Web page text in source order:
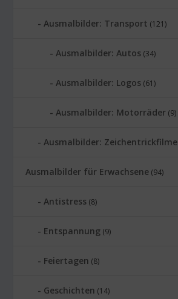
Ausmalbilder: Transport (121)
Ausmalbilder: Autos (34)
Ausmalbilder: Logos (61)
Ausmalbilder: Motorräder (9)
Ausmalbilder: Zeichentrickfilme
Ausmalbilder für Erwachsene (94)
Antistress (8)
Entspannung (9)
Feiertagen (8)
Geschichten (14)